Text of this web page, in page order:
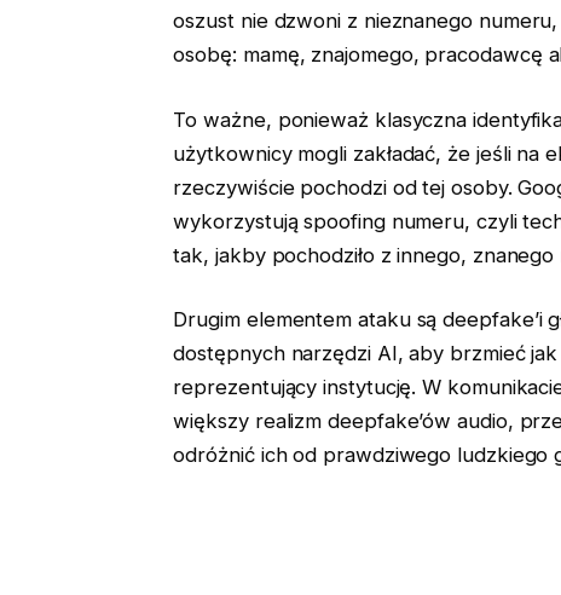
oszust nie dzwoni z nieznanego
osobę: mamę, znajomego, pracodawcę
To ważne, ponieważ klasyczna
użytkownicy mogli zakładać, że jeśli na
rzeczywiście pochodzi od tej osoby.
wykorzystują spoofing numeru, czyli
tak, jakby pochodziło z innego, znanego
Drugim elementem ataku są deepfake’i
dostępnych narzędzi AI, aby brzmieć
reprezentujący instytucję. W
większy realizm deepfake’ów audio,
odróżnić ich od prawdziwego ludzkiego